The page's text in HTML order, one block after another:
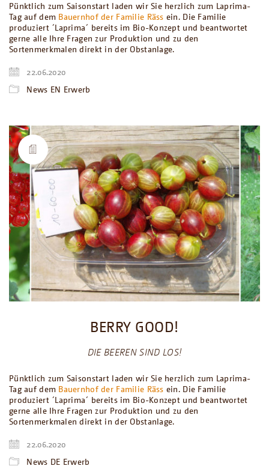
Pünktlich zum Saisonstart laden wir Sie herzlich zum Laprima-
Tag auf dem Bauernhof der Familie Räss ein. Die Familie
produziert ´Laprima´ bereits im Bio-Konzept und beantwortet
gerne alle Ihre Fragen zur Produktion und zu den
Sortenmerkmalen direkt in der Obstanlage.
22.06.2020
News EN Erwerb
BERRY GOOD!
DIE BEEREN SIND LOS!
Pünktlich zum Saisonstart laden wir Sie herzlich zum Laprima-
Tag auf dem Bauernhof der Familie Räss ein. Die Familie
produziert ´Laprima´ bereits im Bio-Konzept und beantwortet
gerne alle Ihre Fragen zur Produktion und zu den
Sortenmerkmalen direkt in der Obstanlage.
22.06.2020
News DE Erwerb